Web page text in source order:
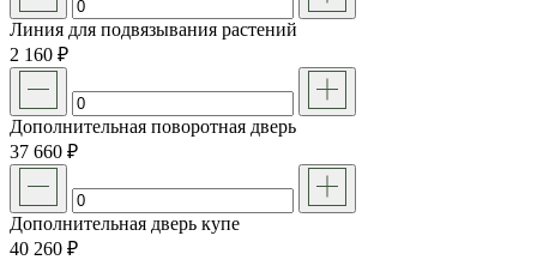
Линия для подвязывания растений
2 160 ₽
Дополнительная поворотная дверь
37 660 ₽
Дополнительная дверь купе
40 260 ₽